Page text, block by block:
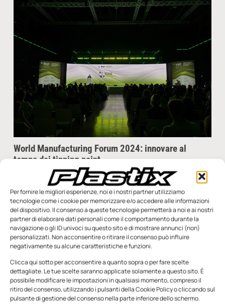
Per fornire le migliori esperienze, noi e i nostri partner utilizziamo
tecnologie come i cookie per memorizzare e/o accedere alle informazioni
del dispositivo. Il consenso a queste tecnologie permetterà a noi e ai nostri
partner di elaborare dati personali come il comportamento durante la
navigazione o gli ID univoci su questo sito e di mostrare annunci (non)
personalizzati. Non acconsentire o ritirare il consenso può influire
negativamente su alcune caratteristiche e funzioni.
Clicca qui sotto per acconsentire a quanto sopra o per fare scelte
dettagliate. Le tue scelte saranno applicate solamente a questo sito. È
possibile modificare le impostazioni in qualsiasi momento, compreso il
ritiro del consenso, utilizzando i pulsanti della Cookie Policy o cliccando sul
pulsante di gestione del consenso nella parte inferiore dello schermo.
World Manufacturing Forum 2024: innovare al
tempo dei tipping point
di Roberto Carminati È andata in scena a Milano presso il
MIND – Innovation district, che sorge negli spazi in origine
destinati all’Expo, l’edizione 2024
Redazione 21 Ottobre 2024
SFOGLIA LA RIVISTA